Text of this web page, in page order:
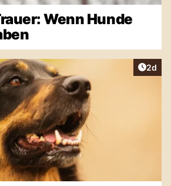
Wenn Hunde
2d